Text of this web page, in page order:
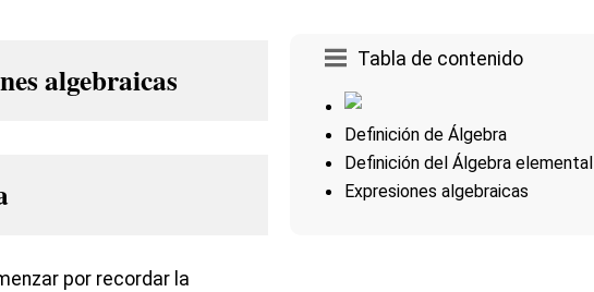
Tabla de contenido
Definición de Álgebra
Definición del Álgebra elemental
Expresiones algebraicas
por recordar la